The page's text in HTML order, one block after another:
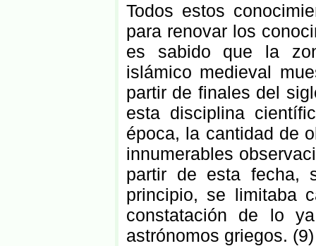
Todos estos
para renovar los
es sabido que la
islámico medieval
partir de finales del
esta disciplina
época, la cantidad de
innumerables
partir de esta fecha,
principio, se limitaba
constatación de lo
astrónomos griegos. (9)